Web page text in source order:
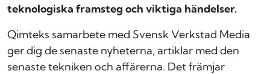
teknologiska framsteg och viktiga händelser.
Qimteks samarbete med Svensk Verkstad Media
ger dig de senaste nyheterna, artiklar med den
senaste tekniken och affärerna. Det främjar